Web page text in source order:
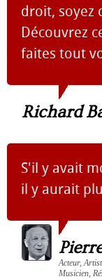
droit, soyez
Découvrez
faites tout
Richard
S'il y avait
il y aurait
Acteur,
Musicien,